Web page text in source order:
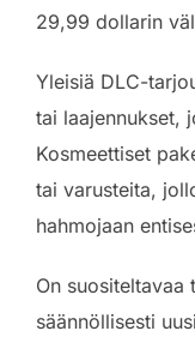
29,99 dollarin
Yleisiä DLC-
tai laajennukset,
Kosmeettiset
tai varusteita,
hahmojaan
On suositeltavaa
säännöllisesti